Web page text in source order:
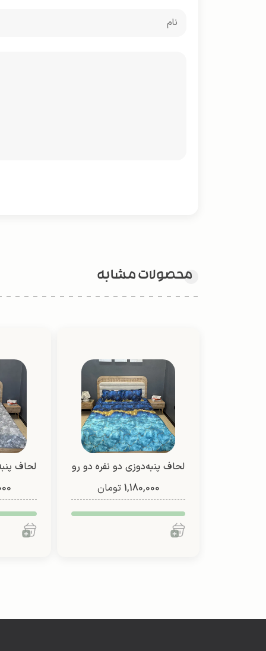
محصولات مشابه
لحاف پنبه‌دوزی دو نفره دو رو
(طرح 8)
1,180,000 تومان
لحاف